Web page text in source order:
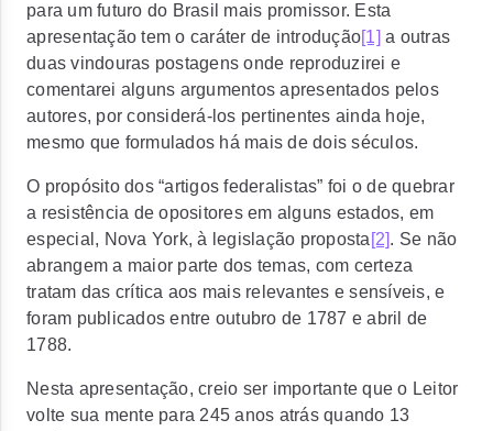
para um futuro do Brasil mais promissor. Esta
apresentação tem o caráter de introdução[1] a outras
duas vindouras postagens onde reproduzirei e
comentarei alguns argumentos apresentados pelos
autores, por considerá-los pertinentes ainda hoje,
mesmo que formulados há mais de dois séculos.
O propósito dos “artigos federalistas” foi o de quebrar
a resistência de opositores em alguns estados, em
especial, Nova York, à legislação proposta [2]. Se não
abrangem a maior parte dos temas, com certeza
tratam das crítica aos mais relevantes e sensíveis, e
foram publicados entre outubro de 1787 e abril de
1788.
Nesta apresentação, creio ser importante que o Leitor
volte sua mente para 245 anos atrás quando 13